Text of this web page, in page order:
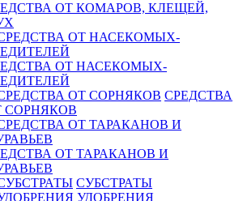
ОТ КОМАРОВ, КЛЕЩЕЙ,
ОТ НАСЕКОМЫХ-
СРЕДСТВА
СОРНЯКОВ
ОТ ТАРАКАНОВ И
СУБСТРАТЫ
УДОБРЕНИЯ